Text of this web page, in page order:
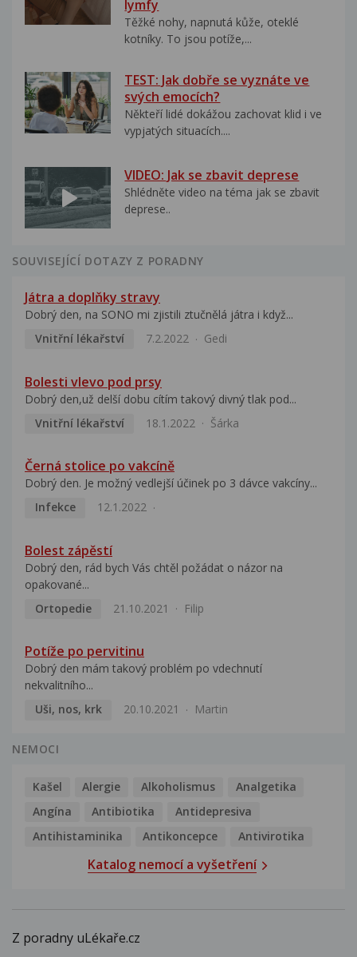
lymfy
Těžké nohy, napnutá kůže, oteklé
kotníky. To jsou potíže,...
TEST: Jak dobře se vyznáte ve
svých emocích?
Někteří lidé dokážou zachovat klid i ve
vypjatých situacích....
VIDEO: Jak se zbavit deprese
Shlédněte video na téma jak se zbavit
deprese..
SOUVISEJÍCÍ DOTAZY Z PORADNY
Játra a doplňky stravy
Dobrý den, na SONO mi zjistili ztučnělá játra i když...
Vnitřní lékařství
7.2.2022 Gedi
Bolesti vlevo pod prsy
Dobrý den,už delší dobu cítím takový divný tlak pod...
Vnitřní lékařství
18.1.2022 Šárka
Černá stolice po vakcíně
Dobrý den. Je možný vedlejší účinek po 3 dávce vakcíny...
Infekce
12.1.2022
Bolest zápěstí
Dobrý den, rád bych Vás chtěl požádat o názor na
opakované...
Ortopedie
21.10.2021 Filip
Potíže po pervitinu
Dobrý den mám takový problém po vdechnutí
nekvalitního...
Uši, nos, krk
20.10.2021 Martin
NEMOCI
Kašel Alergie Alkoholismus
Analgetika
Angína
Antibiotika
Antidepresiva
Antihistaminika
Antikoncepce Antivirotika
Katalog nemocí a vyšetření
Z poradny uLékaře.cz